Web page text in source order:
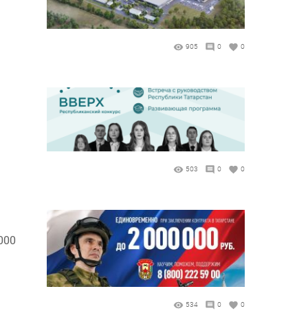
905 0 0
503 0 0
534 0 0